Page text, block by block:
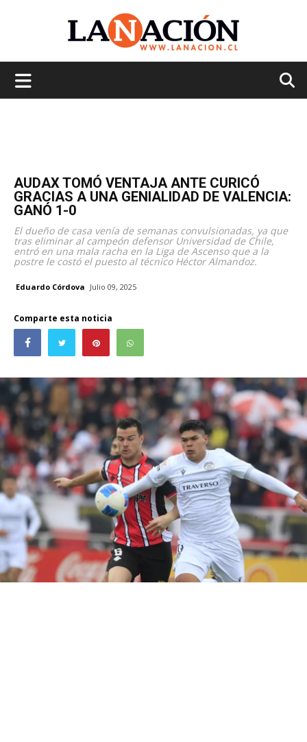
AUDAX TOMÓ VENTAJA ANTE CURICÓ
GRACIAS A UNA GENIALIDAD DE VALENCIA:
GANÓ 1-0
El dueño de casa venía de semanas convulsionadas, ya que
tras eliminar al campeón defensor Universidad de Chile,
entró en una mala racha en la Liga de Ascenso que a la
postre le costó el puesto al técnico Héctor Almandoz.
Eduardo Córdova Julio 09, 2025
Comparte esta noticia